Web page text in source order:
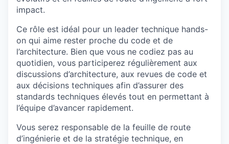
impact.
Ce rôle est idéal pour un leader technique hands-
on qui aime rester proche du code et de
l’architecture. Bien que vous ne codiez pas au
quotidien, vous participerez régulièrement aux
discussions d’architecture, aux revues de code et
aux décisions techniques afin d’assurer des
standards techniques élevés tout en permettant à
l’équipe d’avancer rapidement.
Vous serez responsable de la feuille de route
d’ingénierie et de la stratégie technique, en